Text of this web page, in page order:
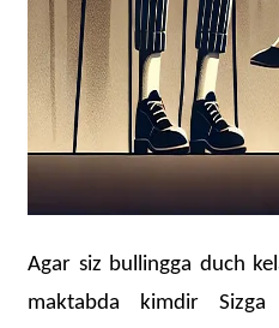
Agar siz bullingga duch
maktabda kimdir